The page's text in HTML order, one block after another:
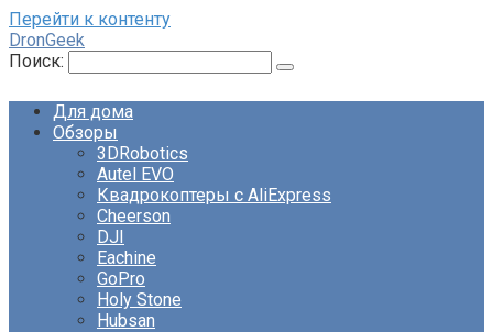
Перейти к контенту
DronGeek
Поиск:
Для дома
Обзоры
3DRobotics
Autel EVO
Квадрокоптеры с AliExpress
Cheerson
DJI
Eachine
GoPro
Holy Stone
Hubsan